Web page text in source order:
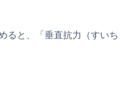
ると、「垂直抗力（すい